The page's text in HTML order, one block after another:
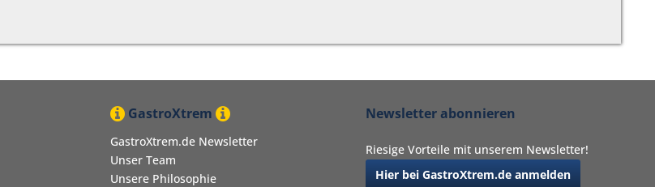
GastroXtrem
GastroXtrem.de Newsletter
Unser Team
Unsere Philosophie
Newsletter abonnieren
Riesige Vorteile mit unserem Newsletter!
Hier bei GastroXtrem.de anmelden